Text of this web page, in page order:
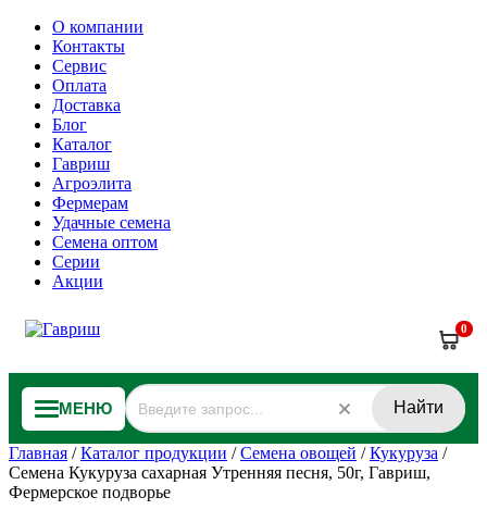
О компании
Контакты
Сервис
Оплата
Доставка
Блог
Каталог
Гавриш
Агроэлита
Фермерам
Удачные семена
Семена оптом
Серии
Акции
0
МЕНЮ Найти
Главная /Каталог продукции /Семена овощей /Кукуруза /
Семена Кукуруза сахарная Утренняя песня, 50г, Гавриш,
Фермерское подворье